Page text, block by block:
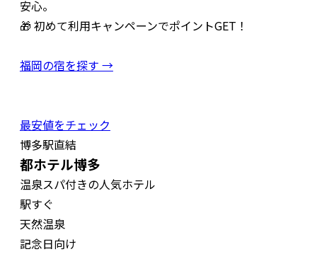
安心。
🎁 初めて利用キャンペーンでポイントGET！
福岡の宿を探す →
最安値をチェック
博多駅直結
都ホテル博多
温泉スパ付きの人気ホテル
駅すぐ
天然温泉
記念日向け